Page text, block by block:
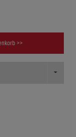
>>
Toggle